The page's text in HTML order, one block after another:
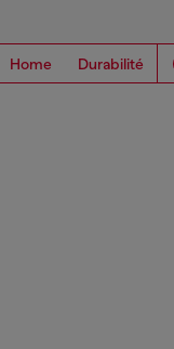
Home Durabilité